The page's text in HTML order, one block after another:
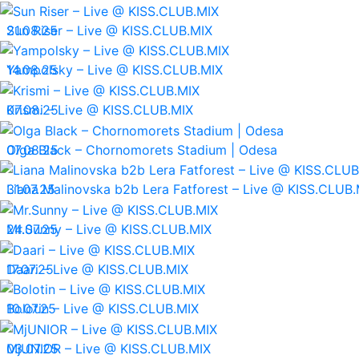
21.08.25
Sun Riser – Live @ KISS.CLUB.MIX
14.08.25
Yampolsky – Live @ KISS.CLUB.MIX
07.08.25
Krismi – Live @ KISS.CLUB.MIX
07.08.25
Olga Black – Chornomorets Stadium | Odesa
31.07.25
Liana Malinovska b2b Lera Fatforest – Live @
24.07.25
Mr.Sunny – Live @ KISS.CLUB.MIX
17.07.25
Daari – Live @ KISS.CLUB.MIX
10.07.25
Bolotin – Live @ KISS.CLUB.MIX
03.07.25
MjUNIOR – Live @ KISS.CLUB.MIX